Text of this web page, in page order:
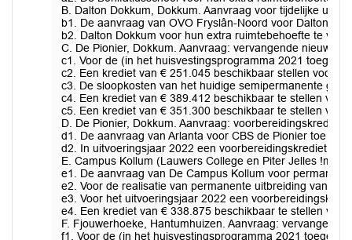
B. Dalton Dokkum, Dokkum. Aanvraag voor tijdelijke
b1. De aanvraag van OVO Fryslân-Noord voor Dalton
b2. Dalton Dokkum voor hun extra ruimtebehoefte te
C. De Pionier, Dokkum. Aanvraag: vervangende
c1. Voor de (in het huisvestingsprogramma 2021
c2. Een krediet van € 251.045 beschikbaar stellen voor
c3. De sloopkosten van het huidige semipermanente
c4. Een krediet van € 389.412 beschikbaar te stellen
c5. Een krediet van € 351.300 beschikbaar te stellen
D. De Pionier, Dokkum. Aanvraag: voorbereidingskrediet.
d1. De aanvraag van Arlanta voor CBS de Pionier toe te
d2. In uitvoeringsjaar 2022 een voorbereidingskrediet
E. Campus Kollum (Lauwers College en Piter Jelles
e1. De aanvraag van De Campus Kollum voor
e2. Voor de realisatie van permanente uitbreiding van
e3. Voor het uitvoeringsjaar 2022 een
e4. Een krediet van € 338.875 beschikbaar te stellen
F. Fjouwerhoeke, Hantumhuizen. Aanvraag: vervangende
f1. Voor de (in het huisvestingsprogramma 2021